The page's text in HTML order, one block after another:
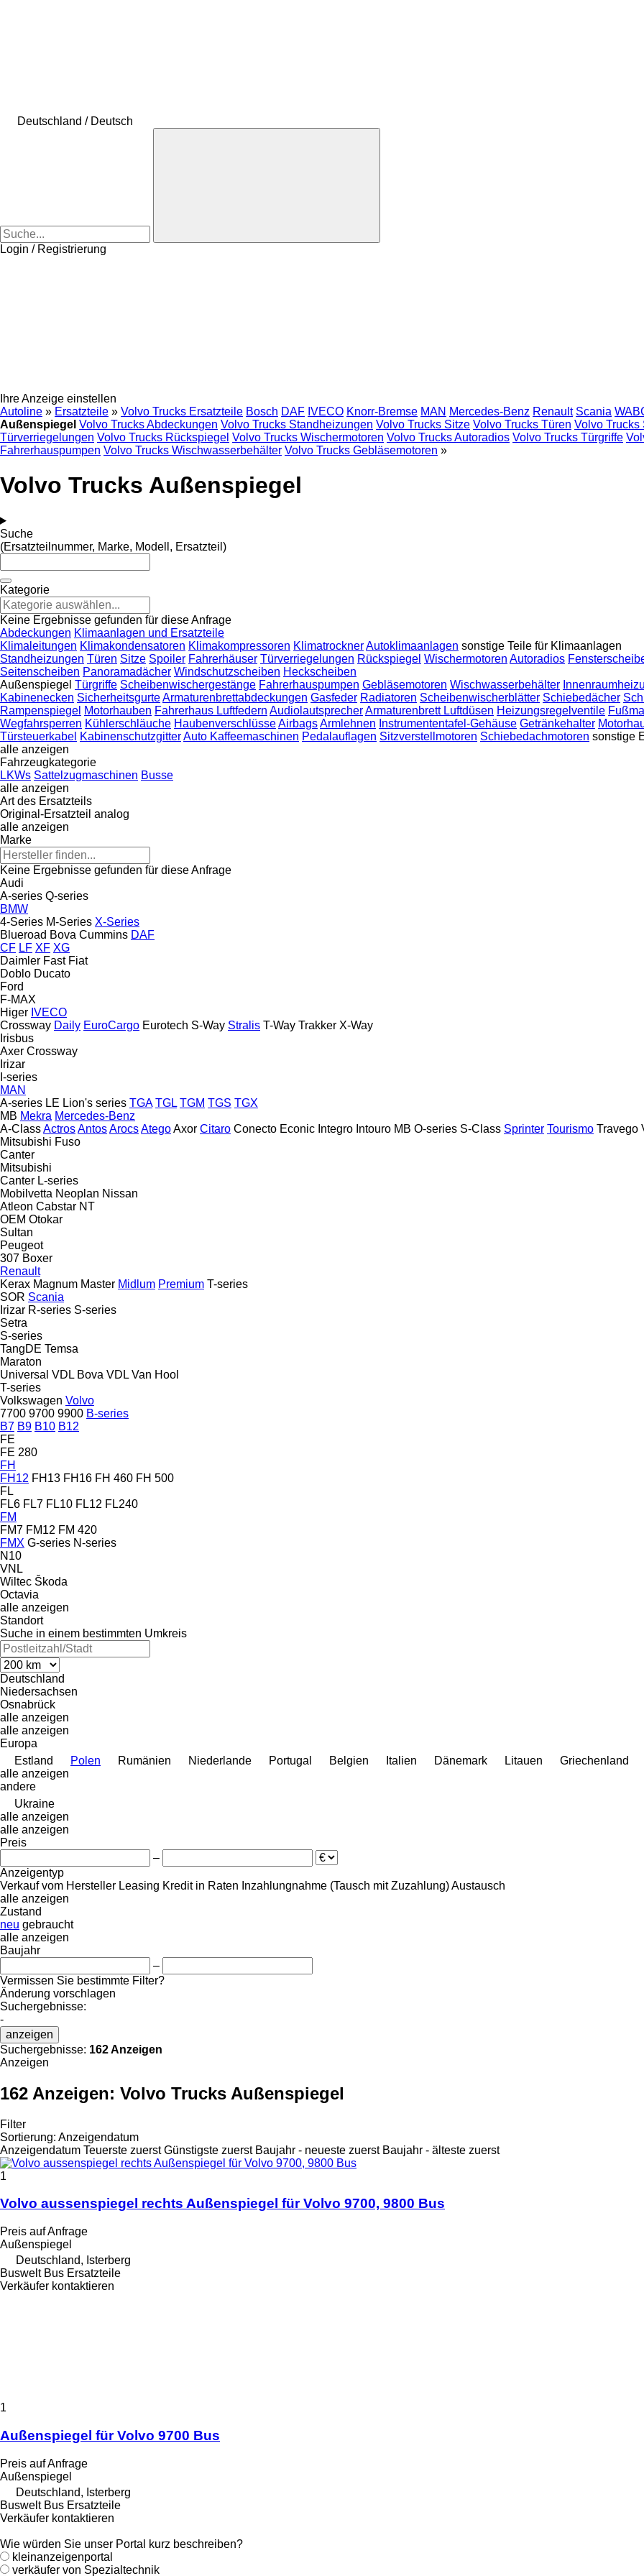
Deutschland / Deutsch
Login / Registrierung
Ihre Anzeige einstellen
Autoline » Ersatzteile » Volvo Trucks Ersatzteile Bosch DAF IVECO Knorr-Bremse MAN Mercedes-Benz Renault Scania
Außenspiegel Volvo Trucks Abdeckungen Volvo Trucks Standheizungen Volvo Trucks Sitze Volvo Trucks Türen Volvo Trucks
Türverriegelungen Volvo Trucks Rückspiegel Volvo Trucks Wischermotoren Volvo Trucks Autoradios Volvo Trucks Türgriffe
Fahrerhauspumpen Volvo Trucks Wischwasserbehälter Volvo Trucks Gebläsemotoren »
Volvo Trucks Außenspiegel
Suche
(Ersatzteilnummer, Marke, Modell, Ersatzteil)
Kategorie
Keine Ergebnisse gefunden für diese Anfrage
Abdeckungen Klimaanlagen und Ersatzteile
Klimaleitungen Klimakondensatoren Klimakompressoren KlimatrocknerAutoklimaanlagen sonstige Teile für Klimaanlagen
Standheizungen Türen Sitze Spoiler Fahrerhäuser Türverriegelungen Rückspiegel Wischermotoren Autoradios
Seitenscheiben Panoramadächer Windschutzscheiben Heckscheiben
Außenspiegel Türgriffe Scheibenwischergestänge Fahrerhauspumpen Gebläsemotoren Wischwasserbehälter
Kabinenecken SicherheitsgurteArmaturenbrettabdeckungen Gasfeder Radiatoren Scheibenwischerblätter Schiebedächer
Rampenspiegel Motorhauben Fahrerhaus Luftfedern AudiolautsprecherArmaturenbrett Luftdüsen Heizungsregelventile
Wegfahrsperren Kühlerschläuche HaubenverschlüsseAirbagsArmlehnen Instrumententafel-Gehäuse Getränkehalter
Türsteuerkabel KabinenschutzgitterAuto Kaffeemaschinen Pedalauflagen Sitzverstellmotoren Schiebedachmotoren sonstige
alle anzeigen
Fahrzeugkategorie
LKWs Sattelzugmaschinen Busse
alle anzeigen
Art des Ersatzteils
Original-Ersatzteil analog
alle anzeigen
Marke
Keine Ergebnisse gefunden für diese Anfrage
Audi
A-series Q-series
BMW
4-Series M-Series X-Series
Blueroad Bova Cummins DAF
CF LF XF XG
Daimler Fast Fiat
Doblo Ducato
Ford
F-MAX
Higer IVECO
Crossway Daily EuroCargo Eurotech S-Way Stralis T-Way Trakker X-Way
Irisbus
Axer Crossway
Irizar
I-series
MAN
A-series LE Lion's series TGA TGL TGM TGS TGX
MB Mekra Mercedes-Benz
A-ClassActrosAntosArocsAtegoAxor Citaro Conecto Econic Integro Intouro MB O-series S-Class Sprinter Tourismo Travego
Mitsubishi Fuso
Canter
Mitsubishi
Canter L-series
Mobilvetta Neoplan Nissan
Atleon Cabstar NT
OEM Otokar
Sultan
Peugeot
307 Boxer
Renault
Kerax Magnum Master Midlum Premium T-series
SOR Scania
Irizar R-series S-series
Setra
S-series
TangDE Temsa
Maraton
Universal VDL Bova VDL Van Hool
T-series
Volkswagen Volvo
7700 9700 9900 B-series
B7 B9 B10 B12
FE
FE 280
FH
FH12 FH13 FH16 FH 460 FH 500
FL
FL6 FL7 FL10 FL12 FL240
FM
FM7 FM12 FM 420
FMX G-series N-series
N10
VNL
Wiltec Škoda
Octavia
alle anzeigen
Standort
Suche in einem bestimmten Umkreis
Deutschland
Niedersachsen
Osnabrück
alle anzeigen
alle anzeigen
Europa
Estland
Polen Rumänien Niederlande Portugal Belgien Italien Dänemark Litauen
Griechenland
alle anzeigen
andere
Ukraine
alle anzeigen
alle anzeigen
Preis
–
Anzeigentyp
Verkauf vom Hersteller Leasing Kredit in Raten Inzahlungnahme (Tausch mit Zuzahlung)Austausch
alle anzeigen
Zustand
neu gebraucht
alle anzeigen
Baujahr
–
Vermissen Sie bestimmte Filter?
Änderung vorschlagen
Suchergebnisse:
-
anzeigen
Suchergebnisse: 162 Anzeigen
Anzeigen
162 Anzeigen: Volvo Trucks Außenspiegel
Filter
Sortierung: Anzeigendatum
Anzeigendatum Teuerste zuerst Günstigste zuerst Baujahr - neueste zuerst Baujahr - älteste zuerst
1
Volvo aussenspiegel rechts Außenspiegel für Volvo 9700, 9800 Bus
Preis auf Anfrage
Außenspiegel
Deutschland, Isterberg
Buswelt Bus Ersatzteile
Verkäufer kontaktieren
1
Außenspiegel für Volvo 9700 Bus
Preis auf Anfrage
Außenspiegel
Deutschland, Isterberg
Buswelt Bus Ersatzteile
Verkäufer kontaktieren
Wie würden Sie unser Portal kurz beschreiben?
kleinanzeigenportal
verkäufer von Spezialtechnik